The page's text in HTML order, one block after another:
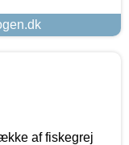
af fiskegrej